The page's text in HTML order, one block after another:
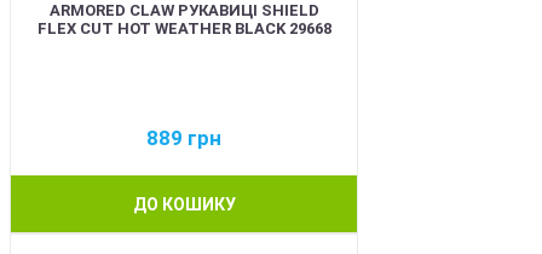
ARMORED CLAW РУКАВИЦІ SHIELD
FLEX CUT HOT WEATHER BLACK 29668
889 грн
ДО КОШИКУ